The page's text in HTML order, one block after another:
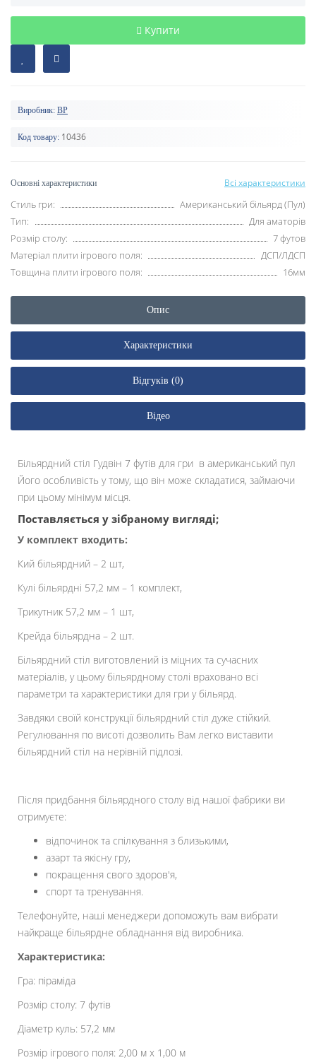
Купити
Виробник: BP
Код товару: 10436
Основні характеристики Всі характеристики
Стиль гри:
Американський більярд (Пул)
Тип:
Для аматорів
Розмір столу:
7 футов
Матеріал плити ігрового поля:
ДСП/ЛДСП
Товщина плити ігрового поля:
16мм
Опис
Характеристики
Відгуків (0)
Відео
Більярдний стіл Гудвін 7 футів для гри в американський пул
Його особливість у тому, що він може складатися, займаючи
при цьому мінімум місця.
Поставляється у зібраному вигляді;
У комплект входить:
Кий більярдний – 2 шт,
Кулі більярдні 57,2 мм – 1 комплект,
Трикутник 57,2 мм – 1 шт,
Крейда більярдна – 2 шт.
Більярдний стіл виготовлений із міцних та сучасних
матеріалів, у цьому більярдному столі враховано всі
параметри та характеристики для гри у більярд.
Завдяки своїй конструкції більярдний стіл дуже стійкий.
Регулювання по висоті дозволить Вам легко виставити
більярдний стіл на нерівній підлозі.
Після придбання більярдного столу від нашої фабрики ви
отримуєте:
відпочинок та спілкування з близькими,
азарт та якісну гру,
покращення свого здоров'я,
спорт та тренування.
Телефонуйте, наші менеджери допоможуть вам вибрати
найкраще більярдне обладнання від виробника.
Характеристика:
Гра: піраміда
Розмір столу: 7 футів
Діаметр куль: 57,2 мм
Розмір ігрового поля: 2,00 м х 1,00 м